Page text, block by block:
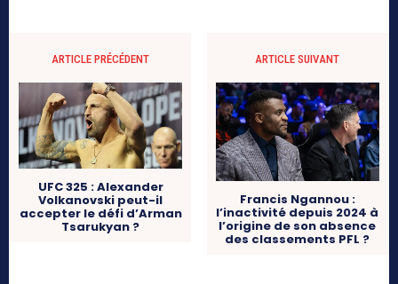
ARTICLE PRÉCÉDENT
UFC 325 : Alexander
Volkanovski peut-il
accepter le défi d’Arman
Tsarukyan ?
ARTICLE SUIVANT
Francis Ngannou :
l’inactivité depuis 2024 à
l’origine de son absence
des classements PFL ?